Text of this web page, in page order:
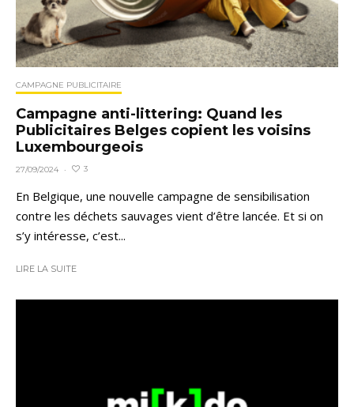
CAMPAGNE PUBLICITAIRE
Campagne anti-littering: Quand les
Publicitaires Belges copient les voisins
Luxembourgeois
27/09/2024 · 3
En Belgique, une nouvelle campagne de sensibilisation
contre les déchets sauvages vient d’être lancée. Et si on
s’y intéresse, c’est...
LIRE LA SUITE